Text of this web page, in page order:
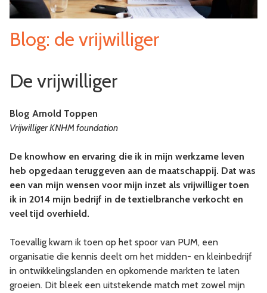
Blog: de vrijwilliger
De vrijwilliger
Blog Arnold Toppen
Vrijwilliger KNHM foundation
De knowhow en ervaring die ik in mijn werkzame leven
heb opgedaan teruggeven aan de maatschappij. Dat was
een van mijn wensen voor mijn inzet als vrijwilliger toen
ik in 2014 mijn bedrijf in de textielbranche verkocht en
veel tijd overhield.
Toevallig kwam ik toen op het spoor van PUM, een
organisatie die kennis deelt om het midden- en kleinbedrijf
in ontwikkelingslanden en opkomende markten te laten
groeien. Dit bleek een uitstekende match met zowel mijn